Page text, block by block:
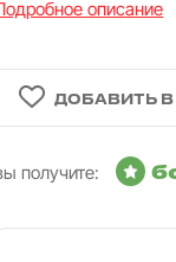
описание
получите: